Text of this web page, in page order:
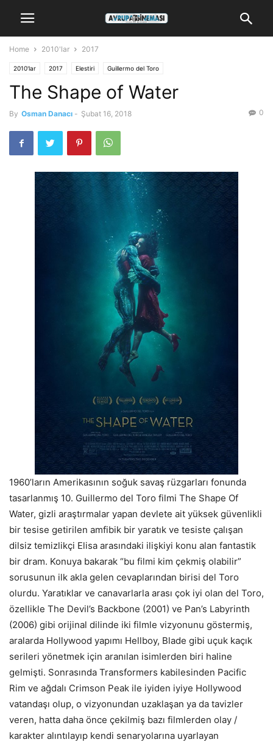
Home 2010'lar 2017
2010'lar 2017 Elestiri Guillermo del Toro
The Shape of Water
By Osman Danacı - Şubat 16, 2018 0
1960’ların Amerikasının soğuk savaş rüzgarları fonunda
tasarlanmış 10. Guillermo del Toro filmi The Shape Of
Water, gizli araştırmalar yapan devlete ait yüksek güvenlikli
bir tesise getirilen amfibik bir yaratık ve tesiste çalışan
dilsiz temizlikçi Elisa arasındaki ilişkiyi konu alan fantastik
bir dram. Konuya bakarak “bu filmi kim çekmiş olabilir”
sorusunun ilk akla gelen cevaplarından birisi del Toro
olurdu. Yaratıklar ve canavarlarla arası çok iyi olan del Toro,
özellikle The Devil’s Backbone (2001) ve Pan’s Labyrinth
(2006) gibi orijinal dilinde iki filmle vizyonunu göstermiş,
aralarda Hollywood yapımı Hellboy, Blade gibi uçuk kaçık
serileri yönetmek için aranılan isimlerden biri haline
gelmişti. Sonrasında Transformers kabilesinden Pacific
Rim ve ağdalı Crimson Peak ile iyiden iyiye Hollywood
vatandaşı olup, o vizyonundan uzaklaşan ya da tavizler
veren, hatta daha önce çekilmiş bazı filmlerden olay /
karakter alıntılayıp kendi senaryolarına uyarlayan